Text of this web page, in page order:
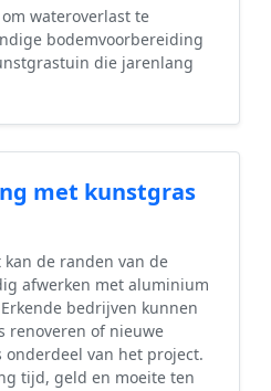
wateroverlast te
bodemvoorbereiding
die jarenlang
met kunstgras
kan de randen van de
afwerken met aluminium
bedrijven kunnen
renoveren of nieuwe
van het project.
tijd, geld en moeite ten